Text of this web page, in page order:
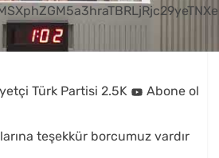
Türk Partisi 2.5K Abone ol
teşekkür borcumuz vardır